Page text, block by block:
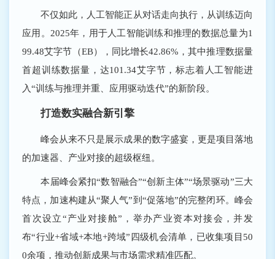
不仅如此，人工智能正从对话走向执行，从训练迈向
应用。2025年，用于人工智能训练和推理的数据总量为1
99.48艾字节（EB），同比增长42.86%，其中推理数据量
首超训练数据量，达101.34艾字节，标志着人工智能进
入“训练与推理并重、应用驱动迭代”的新阶段。
打造数实融合新引擎
峰会从来不只是展示成果的数字盛宴，更是项目落地
的加速器、产业对接的超级枢纽。
本届峰会紧扣“数智融合”“创新主体”“场景驱动”三大
特点，加速构建从“聚人气”到“促落地”的完整闭环。峰会
首次设立“产业对接舱”，举办产业资本对接会，并发
布“行业+省域+本地+跨域”四级机会清单，已收集项目50
0余项，推动创新成果与市场需求精准匹配。